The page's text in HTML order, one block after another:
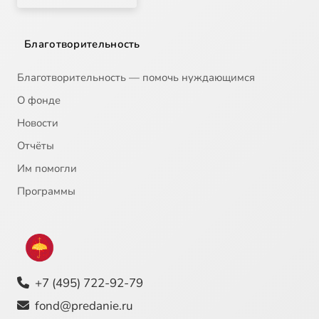
Благотворительность
Благотворительность — помочь нуждающимся
О фонде
Новости
Отчёты
Им помогли
Программы
+7 (495) 722-92-79
fond@predanie.ru